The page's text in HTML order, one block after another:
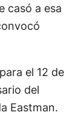
casó a esa
el 12 de
del
Eastman.